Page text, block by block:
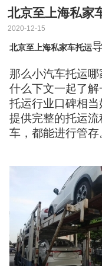
北京至上海私家
2020-12-15
北京至上海私家车托运
那么小汽车托运
什么下文一起了
托运行业口碑相
提供完整的托运
车，都能进行管存